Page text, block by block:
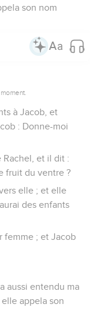
son nom
à Jacob, et
: Donne-moi
Rachel, et il dit :
fruit du ventre ?
elle ; et elle
des enfants
femme ; et Jacob
aussi entendu ma
appela son